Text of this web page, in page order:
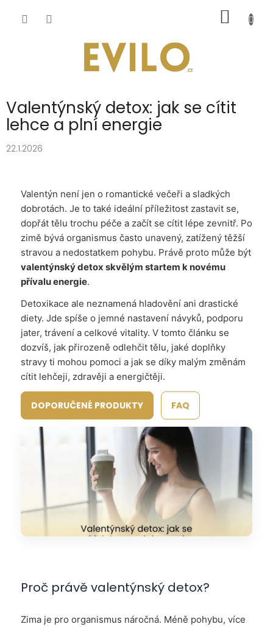
KOŠÍK
Valentýnský detox: jak se cítit
lehce a plní energie
22.1.2026
Valentýn není jen o romantické večeři a sladkých
dobrotách. Je to také ideální příležitost zastavit se,
dopřát tělu trochu péče a začít se cítit lépe zevnitř. Po
zimě bývá organismus často unavený, zatížený těžší
stravou a nedostatkem pohybu. Právě proto může být
valentýnský detox skvělým startem k novému
přívalu energie.
Detoxikace ale neznamená hladovění ani drastické
diety. Jde spíše o jemné nastavení návyků, podporu
jater, trávení a celkové vitality. V tomto článku se
dozvíš, jak přirozeně odlehčit tělu, jaké doplňky
stravy ti mohou pomoci a jak se díky malým změnám
cítit lehčeji, zdravěji a energičtěji.
DOPORUČENÉ PRODUKTY FAQ
Proč právě valentýnský detox?
Zima je pro organismus náročná. Méně pohybu, více